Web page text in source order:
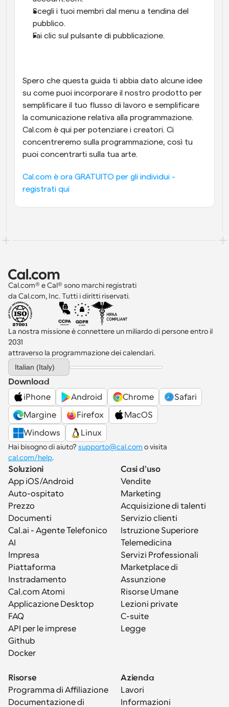
Scegli i tuoi membri dal menu a tendina del
pubblico.
Fai clic sul pulsante di pubblicazione.
Spero che questa guida ti abbia dato alcune idee
su come puoi incorporare il nostro prodotto per
semplificare il tuo flusso di lavoro e semplificare
la comunicazione relativa alla programmazione.
Cal.com è qui per potenziare i creatori. Ci
concentreremo sulla programmazione, così tu
puoi concentrarti sulla tua arte.
Cal.com è ora GRATUITO per gli individui -
registrati qui
Cal.com® e Cal® sono marchi registrati
da Cal.com, Inc. Tutti i diritti riservati.
La nostra missione è connettere un miliardo di persone entro il
2031
attraverso la programmazione dei calendari.
Select Language
Italian (Italy)
Download
iPhone
Android Chrome
Safari
Margine
Firefox
MacOS
Windows
Linux
Hai bisogno di aiuto? supporto@cal.com
cal.com/help.
Soluzioni
App iOS/Android
Auto-ospitato
Prezzo
Documenti
Cal.ai - Agente Telefonico
AI
Impresa
Piattaforma
Instradamento
Cal.com Atomi
Applicazione Desktop
FAQ
API per le imprese
Github
Docker
Casi d'uso
Vendite
Marketing
Acquisizione di talenti
Servizio clienti
Istruzione Superiore
Telemedicina
Servizi Professionali
Marketplace di
Assunzione
Risorse Umane
Lezioni private
C-suite
Legge
Risorse
Programma di Affiliazione
Documentazione di
Azienda
Lavori
Informazioni